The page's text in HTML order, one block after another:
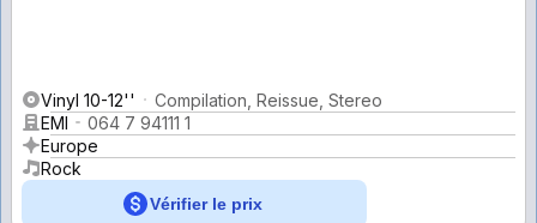
Vinyl 10-12''
Compilation, Reissue, Stereo
EMI
064 7 94111 1
Europe
Rock
Vérifier le prix